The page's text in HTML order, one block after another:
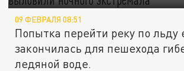
09 ФЕВРАЛЯ 08:51
Попытка перейти реку по льду
закончилась для пешехода
ледяной воде.